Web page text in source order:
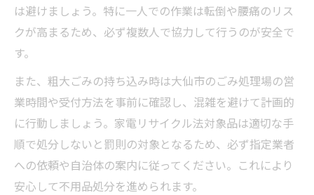
は避けましょう。特に一人での作業は転倒や腰痛のリス
クが高まるため、必ず複数人で協力して行うのが安全で
す。
また、粗大ごみの持ち込み時は大仙市のごみ処理場の営
業時間や受付方法を事前に確認し、混雑を避けて計画的
に行動しましょう。家電リサイクル法対象品は適切な手
順で処分しないと罰則の対象となるため、必ず指定業者
への依頼や自治体の案内に従ってください。これにより
安心して不用品処分を進められます。